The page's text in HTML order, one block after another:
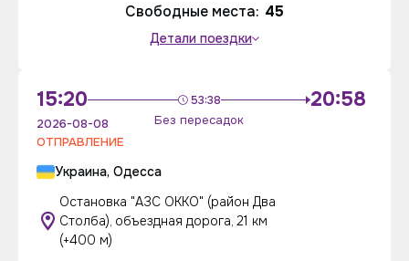
Свободные места: 45
Детали поездки
15:20 53:38
Без пересадок
20:58
2026-08-08
ОТПРАВЛЕНИЕ
Украина, Одесса
Остановка "АЗС ОККО" (район Два
Столба), объездная дорога, 21 км
(+400 м)